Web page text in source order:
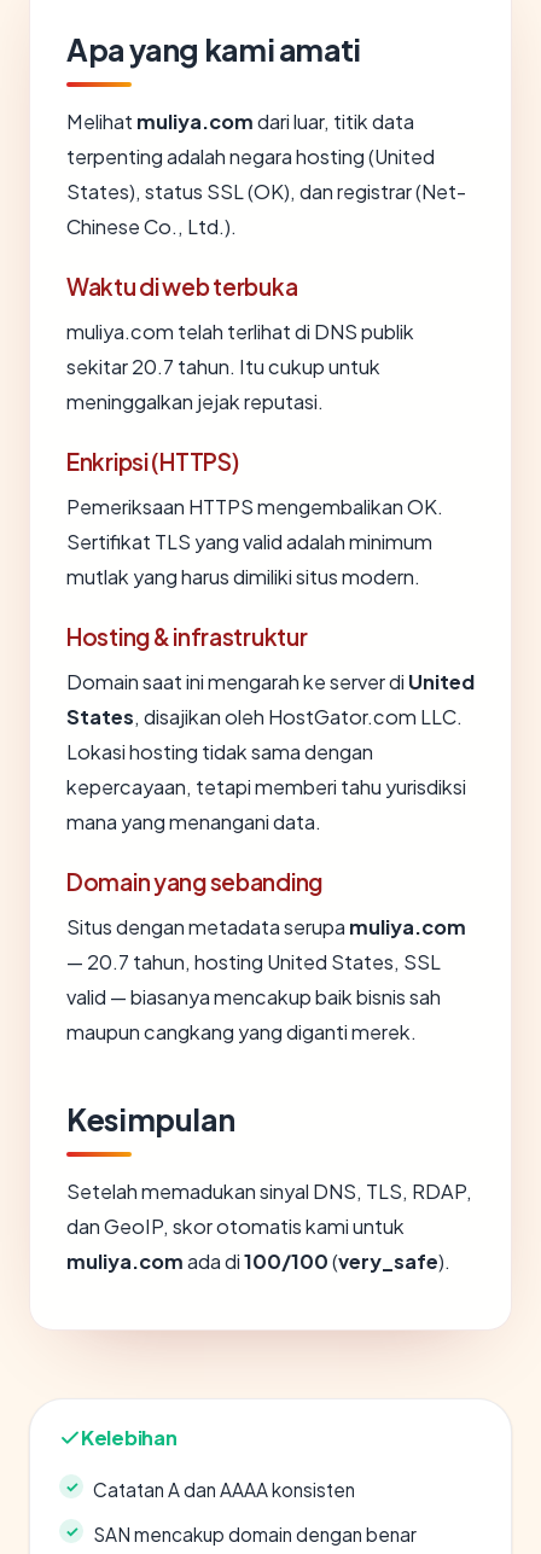
Apa yang kami amati
Melihat muliya.comdari luar, titik data
terpenting adalah negara hosting (United
States), status SSL (OK), dan registrar (Net-
Chinese Co., Ltd.).
Waktu di web terbuka
muliya.com telah terlihat di DNS publik
sekitar 20.7 tahun. Itu cukup untuk
meninggalkan jejak reputasi.
Enkripsi (HTTPS)
Pemeriksaan HTTPS mengembalikan OK.
Sertifikat TLS yang valid adalah minimum
mutlak yang harus dimiliki situs modern.
Hosting & infrastruktur
Domain saat ini mengarah ke server di United
States, disajikan oleh HostGator.com LLC.
Lokasi hosting tidak sama dengan
kepercayaan, tetapi memberi tahu yurisdiksi
mana yang menangani data.
Domain yang sebanding
Situs dengan metadata serupa muliya.com
— 20.7 tahun, hosting United States, SSL
valid — biasanya mencakup baik bisnis sah
maupun cangkang yang diganti merek.
Kesimpulan
Setelah memadukan sinyal DNS, TLS, RDAP,
dan GeoIP, skor otomatis kami untuk
muliya.comada di100/100(very_safe).
Kelebihan
Catatan A dan AAAA konsisten
SAN mencakup domain dengan benar